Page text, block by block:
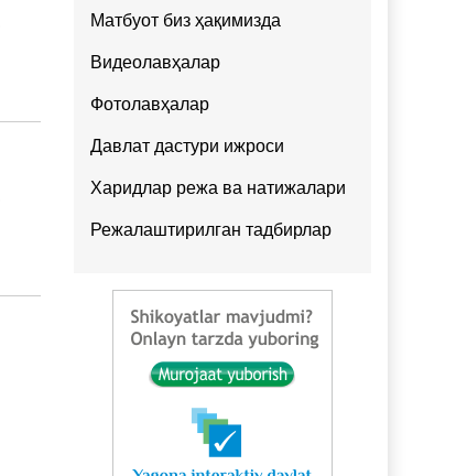
Матбуот биз ҳақимизда
Видеолавҳалар
Фотолавҳалар
Давлат дастури ижроси
Харидлар режа ва натижалари
Режалаштирилган тадбирлар